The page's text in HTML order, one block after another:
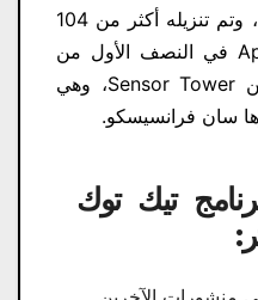
سوقًا، ومتاح بحوالي 75 لغة، وتم تنزيله أكثر من 104
مليون مرة على متجر Apple في النصف الأول من
عام 2018، وفقًا لبيانات من Sensor Tower، وهي
سان فرانسيسكو.
تيك توك